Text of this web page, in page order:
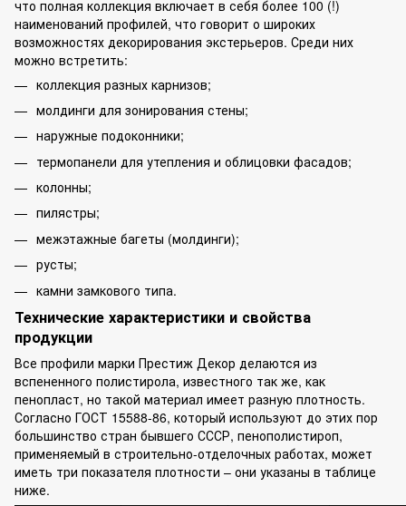
что полная коллекция включает в себя более 100 (!)
наименований профилей, что говорит о широких
возможностях декорирования экстерьеров. Среди них
можно встретить:
коллекция разных карнизов;
молдинги для зонирования стены;
наружные подоконники;
термопанели для утепления и облицовки фасадов;
колонны;
пилястры;
межэтажные багеты (молдинги);
русты;
камни замкового типа.
Технические характеристики и свойства
продукции
Все профили марки Престиж Декор делаются из
вспененного полистирола, известного так же, как
пенопласт, но такой материал имеет разную плотность.
Согласно ГОСТ 15588-86, который используют до этих пор
большинство стран бывшего СССР, пенополистироп,
применяемый в строительно-отделочных работах, может
иметь три показателя плотности – они указаны в таблице
ниже.